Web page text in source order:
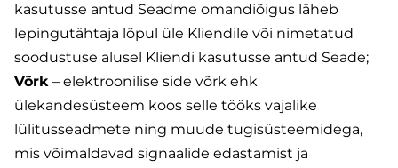
kasutusse antud Seadme omandiõigus läheb
lepingutähtaja lõpul üle Kliendile või nimetatud
soodustuse alusel Kliendi kasutusse antud Seade;
Võrk – elektroonilise side võrk ehk
ülekandesüsteem koos selle tööks vajalike
lülitusseadmete ning muude tugisüsteemidega,
mis võimaldavad signaalide edastamist ja